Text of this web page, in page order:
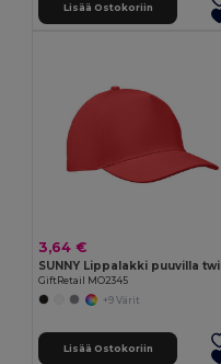
Lisää Ostokoriin
3,64 €
SUNNY Lippalakki puuvilla twill
GiftRetail MO2345
+9 Värit
Lisää Ostokoriin